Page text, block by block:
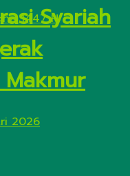
1447 H
2026
Syariah